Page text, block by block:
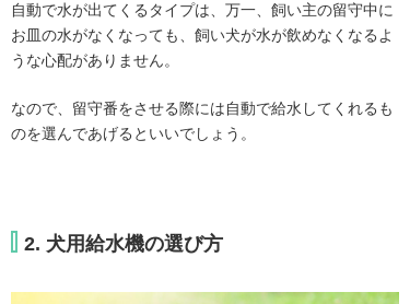
自動で水が出てくるタイプは、万一、飼い主の留守中に
お皿の水がなくなっても、飼い犬が水が飲めなくなるよ
うな心配がありません。
なので、留守番をさせる際には自動で給水してくれるも
のを選んであげるといいでしょう。
2. 犬用給水機の選び方